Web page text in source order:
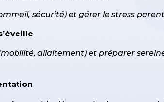
sécurité) et gérer le stress
allaitement) et préparer